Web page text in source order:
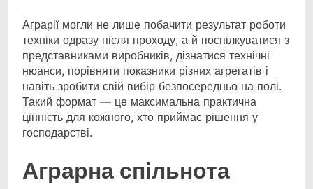
Аграрії могли не лише побачити результат роботи
техніки одразу після проходу, а й поспілкуватися з
представниками виробників, дізнатися технічні
нюанси, порівняти показники різних агрегатів і
навіть зробити свій вибір безпосередньо на полі.
Такий формат — це максимальна практична
цінність для кожного, хто приймає рішення у
господарстві.
Аграрна спільнота